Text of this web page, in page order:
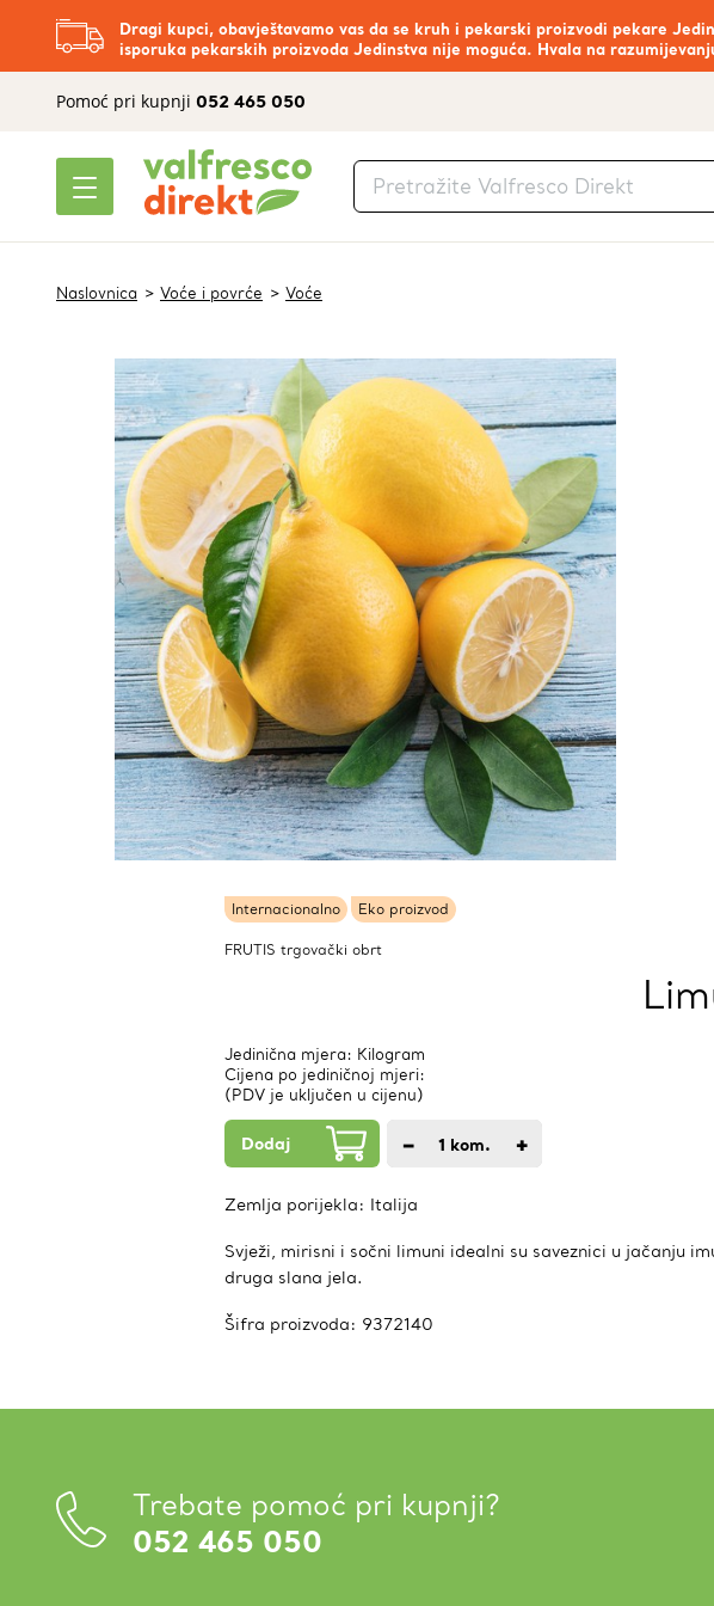
Dragi kupci, obavještavamo vas da se kruh i pekarski proizvodi pekare
isporuka pekarskih proizvoda Jedinstva nije moguća. Hvala na
Pomoć pri kupnji 052 465 050
Naslovnica Voće i povrće Voće
Internacionalno Eko proizvod
FRUTIS trgovački obrt
Jedinična mjera: Kilogram
Cijena po jediničnoj mjeri:
(PDV je uključen u cijenu)
Dodaj − 1 kom. +
Zemlja porijekla: Italija
Svježi, mirisni i sočni limuni idealni su saveznici u jačanju
druga slana jela.
Šifra proizvoda: 9372140
Trebate pomoć pri kupnji?
052 465 050